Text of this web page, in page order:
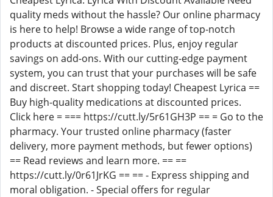
quality meds without the hassle? Our online pharmacy
is here to help! Browse a wide range of top-notch
products at discounted prices. Plus, enjoy regular
savings on add-ons. With our cutting-edge payment
system, you can trust that your purchases will be safe
and discreet. Start shopping today! Cheapest Lyrica ==
Buy high-quality medications at discounted prices.
Click here = === https://cutt.ly/5r61GH3P == = Go to the
pharmacy. Your trusted online pharmacy (faster
delivery, more payment methods, but fewer options)
== Read reviews and learn more. == ==
https://cutt.ly/0r61JrKG == == - Express shipping and
moral obligation. - Special offers for regular